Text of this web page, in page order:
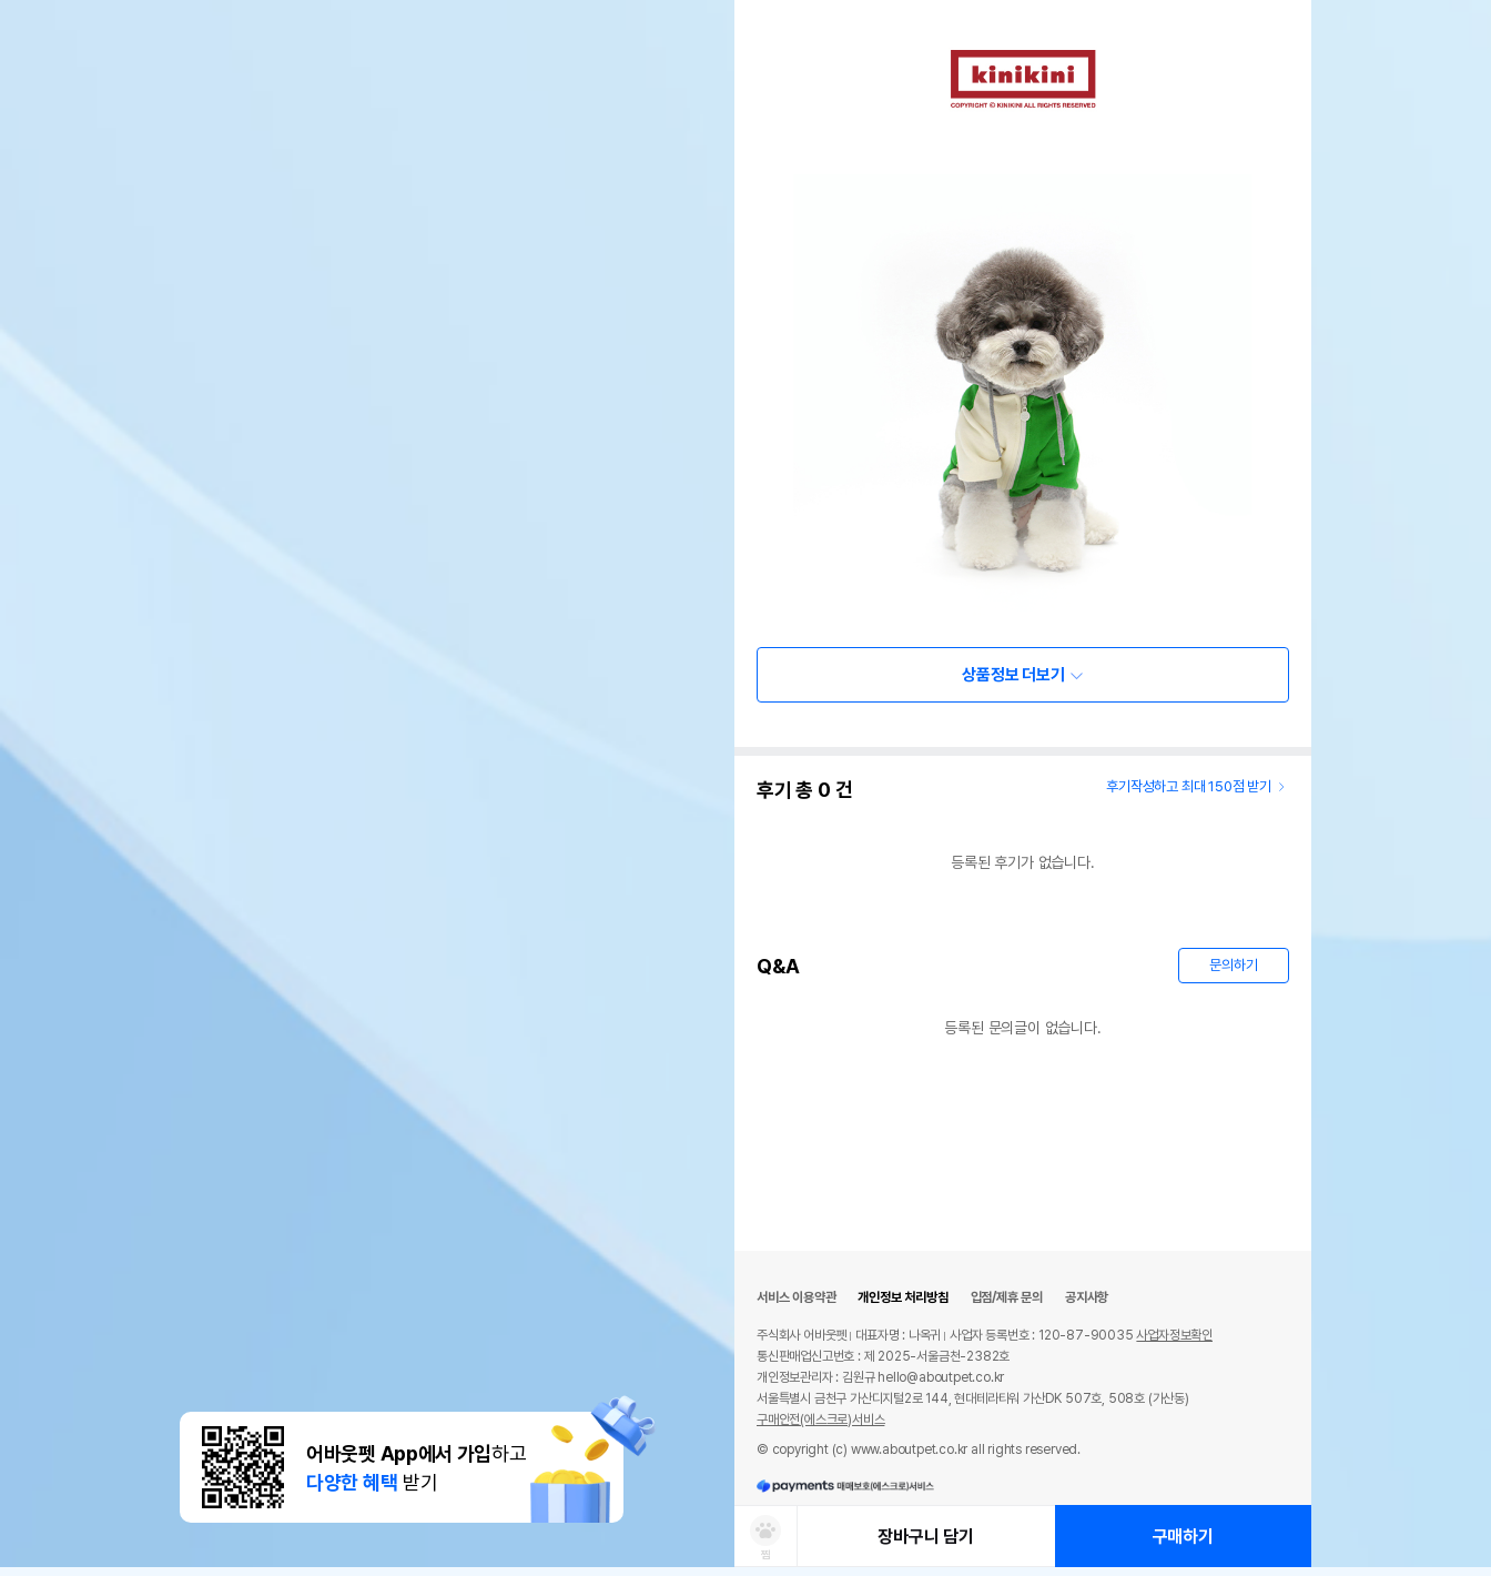
어바웃펫 App에서 가입하고
다양한 혜택 받기
상품정보 더보기
후기 총 0 건 후기작성하고 최대 150점 받기
등록된 후기가 없습니다.
Q&A 문의하기
등록된 문의글이 없습니다.
찜
장바구니 담기 구매하기
서비스 이용약관 개인정보 처리방침 입점/제휴 문의 공지사항
주식회사 어바웃펫 대표자명 : 나옥귀 사업자 등록번호 : 120-87-90035사업자정보확인
통신판매업신고번호 : 제 2025-서울금천-2382호
개인정보관리자 : 김원규 hello@aboutpet.co.kr
서울특별시 금천구 가산디지털2로 144, 현대테라타워 가산DK 507호, 508호 (가산동)
구매안전(에스크로)서비스
© copyright (c) www.aboutpet.co.kr all rights reserved.